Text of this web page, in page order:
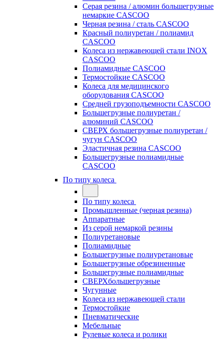
Серая резина / алюмин большегрузные
немаркие CASCOO
Черная резина / сталь CASCOO
Красный полиуретан / полиамид
CASCOO
Колеса из нержавеющей стали INOX
CASCOO
Полиамидные CASCOO
Термостойкие CASCOO
Колеса для медицинского
оборудования CASCOO
Средней грузоподъемности CASCOO
Большегрузные полиуретан /
алюминий CASCOO
СВЕРХ большегрузные полиуретан /
чугун CASCOO
Эластичная резина CASCOO
Большегрузные полиамидные
CASCOO
По типу колеса
По типу колеса
Промышленные (черная резина)
Аппаратные
Из серой немаркой резины
Полиуретановые
Полиамидные
Большегрузные полиуретановые
Большегрузные обрезиненные
Большегрузные полиамидные
СВЕРХбольшегрузные
Чугунные
Колеса из нержавеющей стали
Термостойкие
Пневматические
Мебельные
Рулевые колеса и ролики